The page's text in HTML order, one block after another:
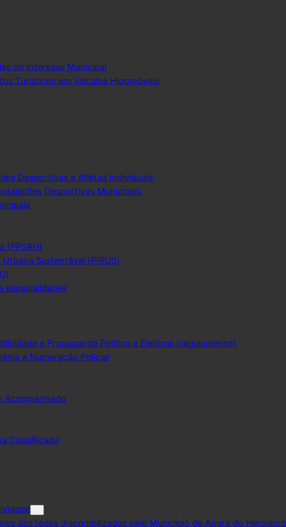
de Interesse Municipal
Turísticos em Veículos Hipomóveis
Desportivas e Atletas Individuais
Desportivas Municipais
(PPSAH)
Sustentável (PIRUS)
especialidades
e Propaganda Política e Eleitoral (regulamento)
e Numeração Policial
Acompanhado
Classificada
das redes disponibilizadas pelo Município de Angra do Heroísmo